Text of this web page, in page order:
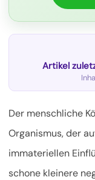
Artikel
Der menschliche
Organismus, der
immateriellen
schone kleinere